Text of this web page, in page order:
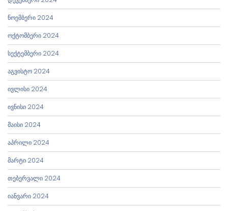
ნოემბერი 2024
ოქტომბერი 2024
სექტემბერი 2024
აგვისტო 2024
ივლისი 2024
ივნისი 2024
მაისი 2024
აპრილი 2024
მარტი 2024
თებერვალი 2024
იანვარი 2024